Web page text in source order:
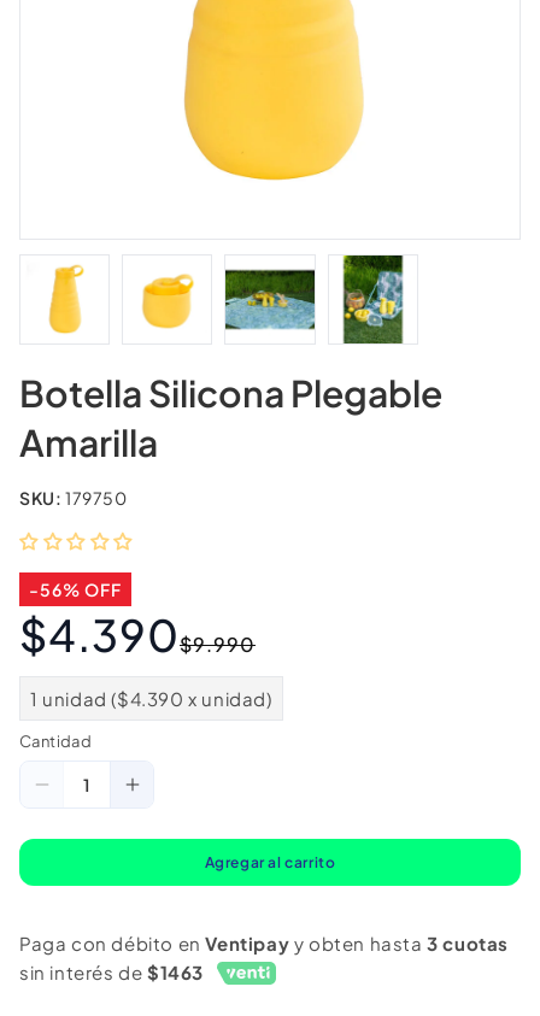
Botella Silicona Plegable
Amarilla
SKU: 179750
-56% OFF
$9.990
oferta
$4.390
1 unidad ($4.390 x unidad)
Cantidad
Cantidad
Reducir
cantidad
Silicona
Plegable
Aumentar
cantidad
Silicona
Plegable
Agregar al carrito
Paga con débito enVentipay y obten hasta3 cuotas
sin interés de $1463